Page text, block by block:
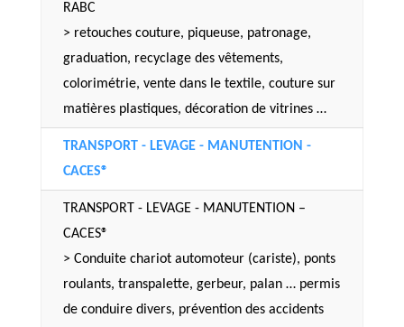
RABC
> retouches couture, piqueuse, patronage,
graduation, recyclage des vêtements,
colorimétrie, vente dans le textile, couture sur
matières plastiques, décoration de vitrines …
TRANSPORT - LEVAGE - MANUTENTION -
CACES®
TRANSPORT - LEVAGE - MANUTENTION –
CACES®
> Conduite chariot automoteur (cariste), ponts
roulants, transpalette, gerbeur, palan … permis
de conduire divers, prévention des accidents